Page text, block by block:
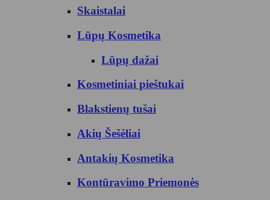
Skaistalai
Lūpų Kosmetika
Lūpų dažai
Kosmetiniai pieštukai
Blakstienų tušai
Akių Šešėliai
Antakių Kosmetika
Kontūravimo Priemonės